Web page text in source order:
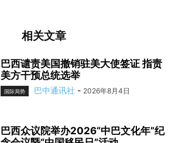
相关文章
巴西谴责美国撤销驻美大使签证 指责
美方干预总统选举
国际局势 巴中通讯社 - 2026年8月4日
巴西众议院举办2026“中巴文化年”纪